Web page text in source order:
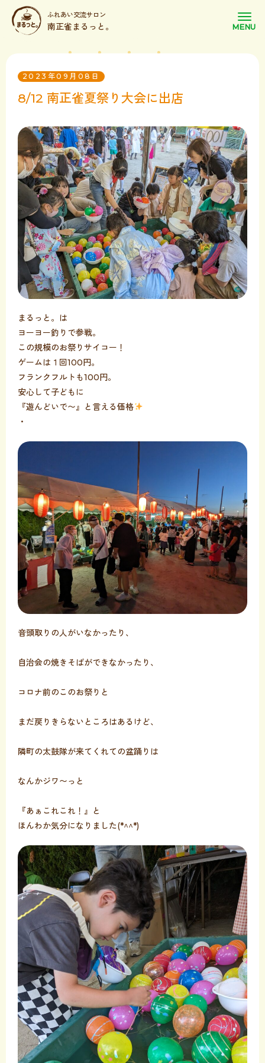
ふれあい交流サロン
南正雀まるっと。
2023年09月08日
8/12 南正雀夏祭り大会に出店
まるっと。は
ヨーヨー釣りで参戦。
この規模のお祭りサイコー！
ゲームは１回100円。
フランクフルトも100円。
安心して子どもに
『遊んどいで〜』と言える価格
・
音頭取りの人がいなかったり、
自治会の焼きそばができなかったり、
コロナ前のこのお祭りと
まだ戻りきらないところはあるけど、
隣町の太鼓隊が来てくれての盆踊りは
なんかジワ〜っと
『あぁこれこれ！』と
ほんわか気分になりました(*^^*)